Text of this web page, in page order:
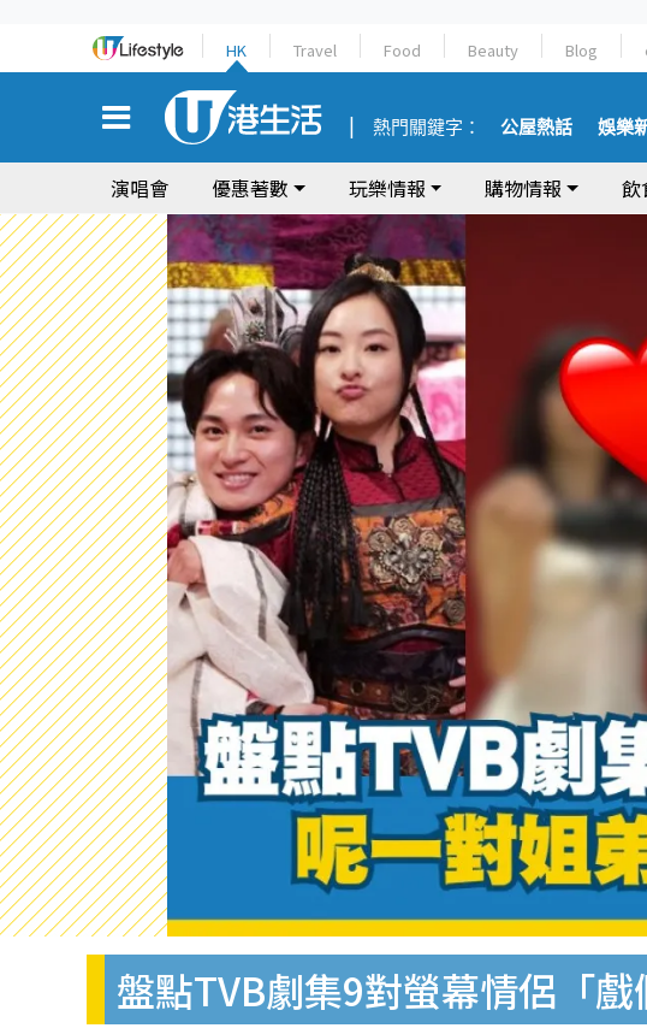
HK Travel Food Beauty Blog
熱門關鍵字： 公屋熱話 娛樂
演唱會 優惠著數 玩樂情報 購物情報 飲
盤點TVB劇集9對螢幕情侶「